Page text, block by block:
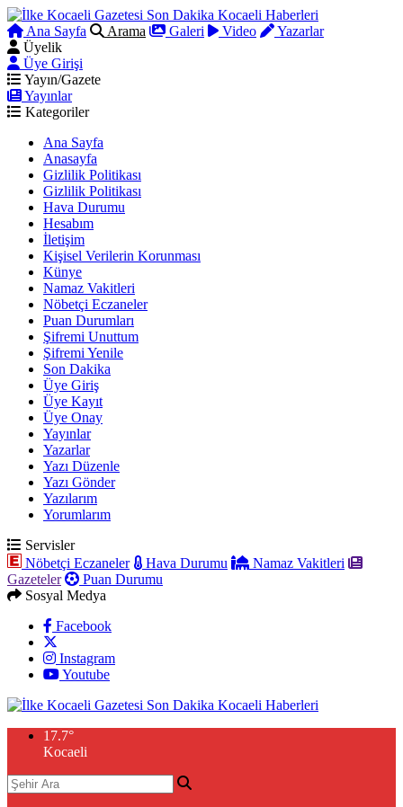
Ana Sayfa Arama Galeri Video
Yazarlar
Üyelik
Üye Girişi
Yayın/Gazete
Yayınlar
Kategoriler
Ana Sayfa
Anasayfa
Gizlilik Politikası
Gizlilik Politikası
Hava Durumu
Hesabım
İletişim
Kişisel Verilerin Korunması
Künye
Namaz Vakitleri
Nöbetçi Eczaneler
Puan Durumları
Şifremi Unuttum
Şifremi Yenile
Son Dakika
Üye Giriş
Üye Kayıt
Üye Onay
Yayınlar
Yazarlar
Yazı Düzenle
Yazı Gönder
Yazılarım
Yorumlarım
Servisler
Nöbetçi Eczaneler
Hava Durumu
Namaz Vakitleri
Gazeteler
Puan Durumu
Sosyal Medya
Facebook
Instagram
Youtube
17.7°
Kocaeli